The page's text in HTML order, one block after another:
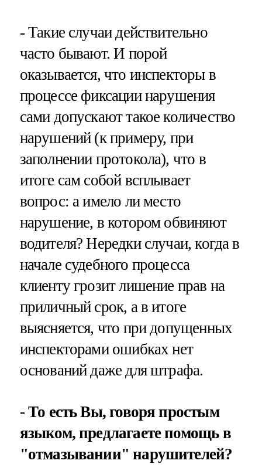
- Такие случаи действительно
часто бывают. И порой
оказывается, что инспекторы в
процессе фиксации нарушения
сами допускают такое количество
нарушений (к примеру, при
заполнении протокола), что в
итоге сам собой всплывает
вопрос: а имело ли место
нарушение, в котором обвиняют
водителя? Нередки случаи, когда в
начале судебного процесса
клиенту грозит лишение прав на
приличный срок, а в итоге
выясняется, что при допущенных
инспекторами ошибках нет
оснований даже для штрафа.
- То есть Вы, говоря простым
языком, предлагаете помощь в
"отмазывании" нарушителей?